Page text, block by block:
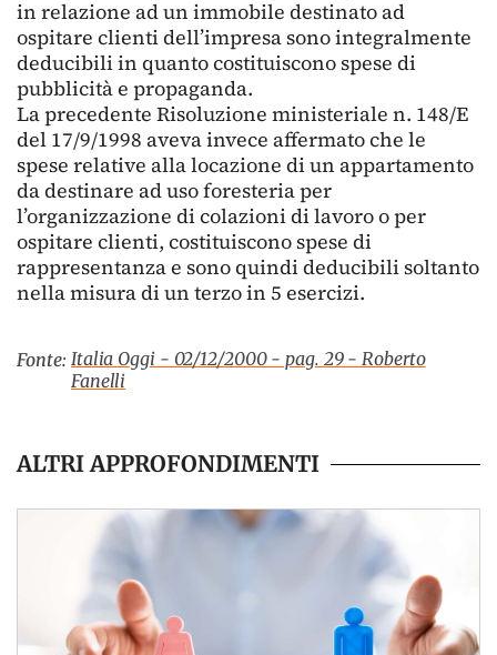
in relazione ad un immobile destinato ad
ospitare clienti dell’impresa sono integralmente
deducibili in quanto costituiscono spese di
pubblicità e propaganda.
La precedente Risoluzione ministeriale n. 148/E
del 17/9/1998 aveva invece affermato che le
spese relative alla locazione di un appartamento
da destinare ad uso foresteria per
l’organizzazione di colazioni di lavoro o per
ospitare clienti, costituiscono spese di
rappresentanza e sono quindi deducibili soltanto
nella misura di un terzo in 5 esercizi.
Fonte: Italia Oggi - 02/12/2000 - pag. 29 - Roberto
Fanelli
ALTRI APPROFONDIMENTI